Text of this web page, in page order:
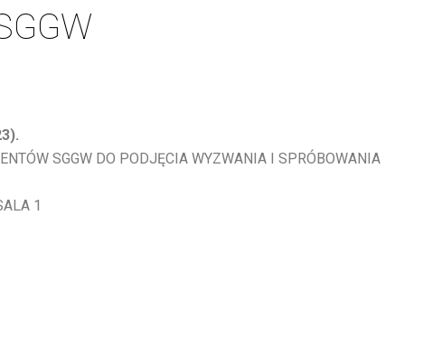
SGGW DO PODJĘCIA WYZWANIA I SPRÓBOWANIA
1